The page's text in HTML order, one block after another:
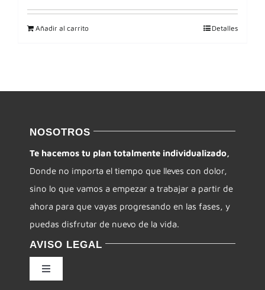
Añadir al carrito Detalles
NOSOTROS
Te hacemos tu plan totalmente individualizado,
Donde no importa el tiempo que lleves con dolor,
sino lo que vamos a empezar a trabajar a partir de
ahora para que vayas progresando en las fases, y
puedas disfrutar de nuevo de la vida.
AVISO LEGAL
Toggle
Navigation